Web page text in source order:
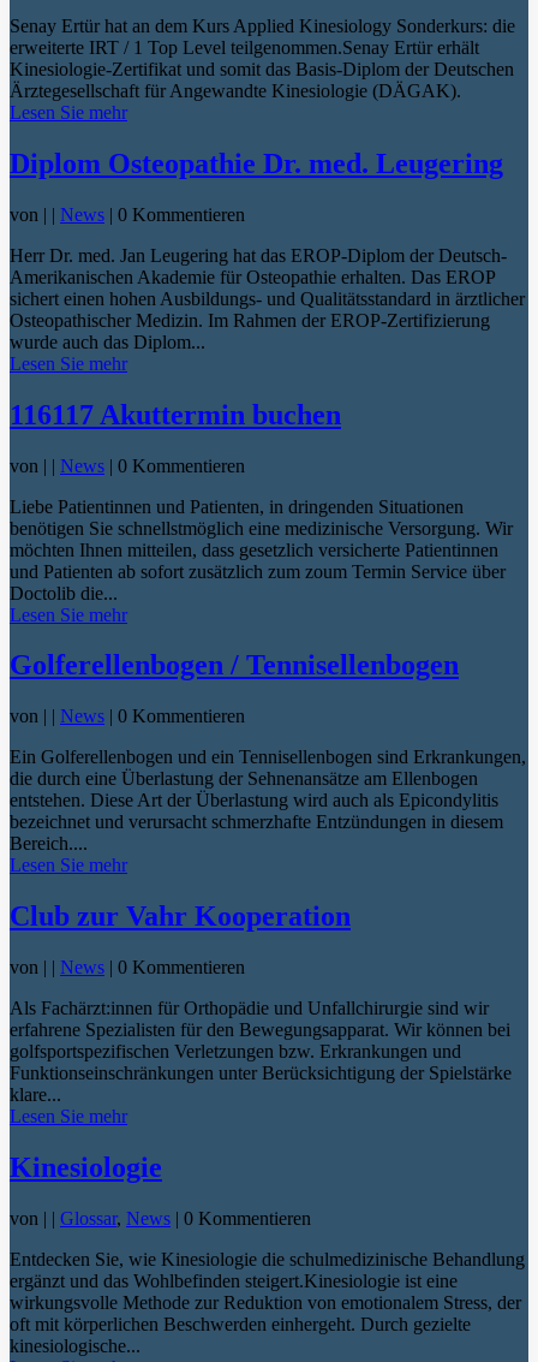
Senay Ertür hat an dem Kurs Applied Kinesiology Sonderkurs: die
erweiterte IRT / 1 Top Level teilgenommen.Senay Ertür erhält
Kinesiologie-Zertifikat und somit das Basis-Diplom der Deutschen
Ärztegesellschaft für Angewandte Kinesiologie (DÄGAK).
Lesen Sie mehr
Diplom Osteopathie Dr. med. Leugering
von | | News | 0 Kommentieren
Herr Dr. med. Jan Leugering hat das EROP-Diplom der Deutsch-
Amerikanischen Akademie für Osteopathie erhalten. Das EROP
sichert einen hohen Ausbildungs- und Qualitätsstandard in ärztlicher
Osteopathischer Medizin. Im Rahmen der EROP-Zertifizierung
wurde auch das Diplom...
Lesen Sie mehr
116117 Akuttermin buchen
von | | News | 0 Kommentieren
Liebe Patientinnen und Patienten, in dringenden Situationen
benötigen Sie schnellstmöglich eine medizinische Versorgung. Wir
möchten Ihnen mitteilen, dass gesetzlich versicherte Patientinnen
und Patienten ab sofort zusätzlich zum zoum Termin Service über
Doctolib die...
Lesen Sie mehr
Golferellenbogen / Tennisellenbogen
von | | News | 0 Kommentieren
Ein Golferellenbogen und ein Tennisellenbogen sind Erkrankungen,
die durch eine Überlastung der Sehnenansätze am Ellenbogen
entstehen. Diese Art der Überlastung wird auch als Epicondylitis
bezeichnet und verursacht schmerzhafte Entzündungen in diesem
Bereich....
Lesen Sie mehr
Club zur Vahr Kooperation
von | | News | 0 Kommentieren
Als Fachärzt:innen für Orthopädie und Unfallchirurgie sind wir
erfahrene Spezialisten für den Bewegungsapparat. Wir können bei
golfsportspezifischen Verletzungen bzw. Erkrankungen und
Funktionseinschränkungen unter Berücksichtigung der Spielstärke
klare...
Lesen Sie mehr
Kinesiologie
von | | Glossar, News | 0 Kommentieren
Entdecken Sie, wie Kinesiologie die schulmedizinische Behandlung
ergänzt und das Wohlbefinden steigert.Kinesiologie ist eine
wirkungsvolle Methode zur Reduktion von emotionalem Stress, der
oft mit körperlichen Beschwerden einhergeht. Durch gezielte
kinesiologische...